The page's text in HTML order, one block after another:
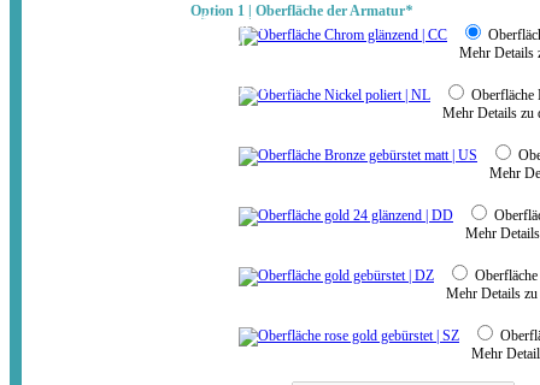
In der gewählten Ausführung
erhalten Sie diesen Artikel
(zuzügl.Auslandsversand) 367,00 €
Option 1 | Oberfläche der Armatur*
Mehr Details
Mehr Details zu
Mehr
Mehr
Mehr Details
Mehr